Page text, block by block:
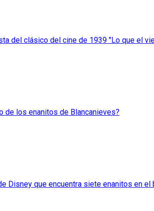
del clásico del cine de 1939 "Lo que el
de los enanitos de Blancanieves?
Disney que encuentra siete enanitos en el